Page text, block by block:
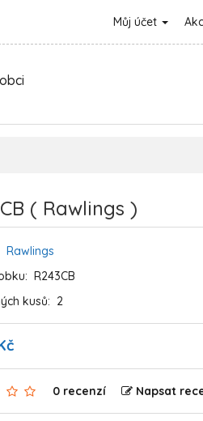
Můj účet
( Rawlings )
Rawlings
R243CB
kusů: 2
0 recenzí Napsat